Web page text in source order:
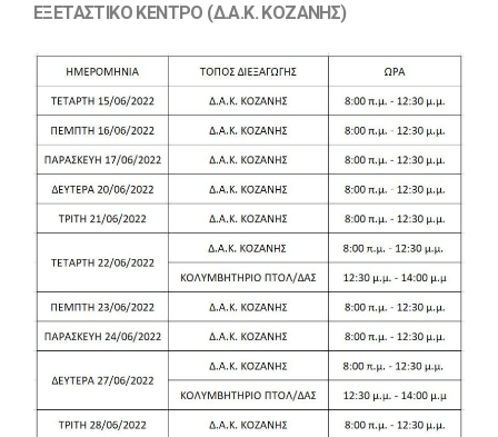
ΕΞΕΤΑΣΤΙΚΟ ΚΕΝΤΡΟ (Δ.Α.Κ. ΚΟΖΑΝΗΣ)